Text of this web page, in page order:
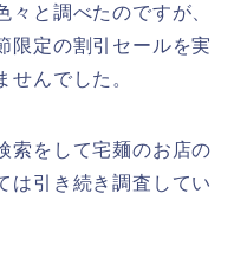
々と調べたのですが、
限定の割引セールを実
せんでした。
索をして宅麺のお店の
は引き続き調査してい